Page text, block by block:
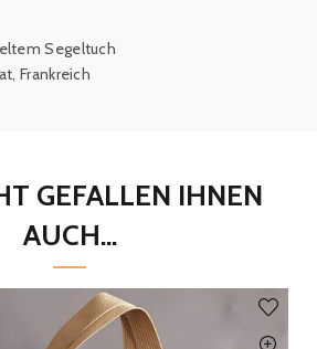
Segeltuch
Frankreich
GEFALLEN IHNEN
AUCH...